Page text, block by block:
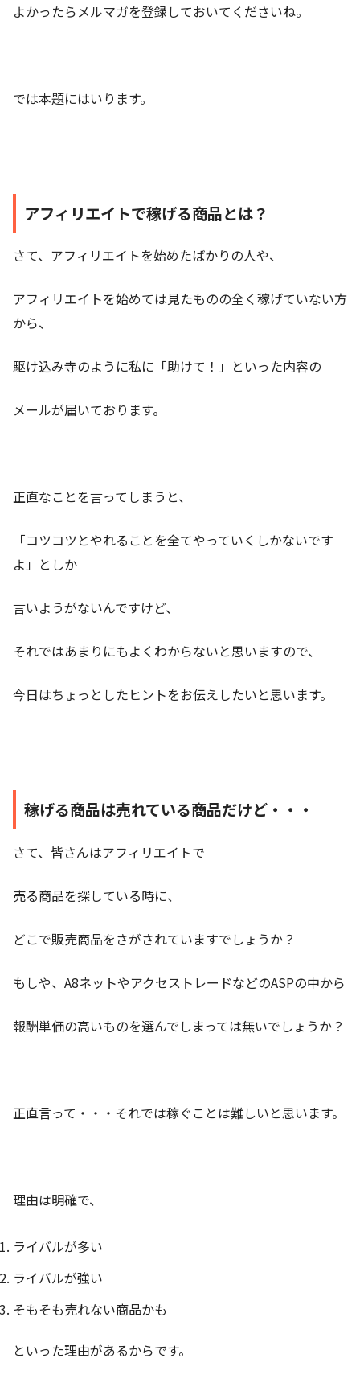
よかったらメルマガを登録しておいてくださいね。
では本題にはいります。
アフィリエイトで稼げる商品とは？
さて、アフィリエイトを始めたばかりの人や、
アフィリエイトを始めては見たものの全く稼げていない方
から、
駆け込み寺のように私に「助けて！」といった内容の
メールが届いております。
正直なことを言ってしまうと、
「コツコツとやれることを全てやっていくしかないです
よ」としか
言いようがないんですけど、
それではあまりにもよくわからないと思いますので、
今日はちょっとしたヒントをお伝えしたいと思います。
稼げる商品は売れている商品だけど・・・
さて、皆さんはアフィリエイトで
売る商品を探している時に、
どこで販売商品をさがされていますでしょうか？
もしや、A8ネットやアクセストレードなどのASPの中から
報酬単価の高いものを選んでしまっては無いでしょうか？
正直言って・・・それでは稼ぐことは難しいと思います。
理由は明確で、
ライバルが多い
ライバルが強い
そもそも売れない商品かも
といった理由があるからです。